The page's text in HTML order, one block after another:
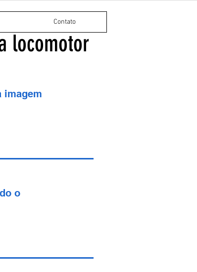
Contato
locomotor
imagem
o